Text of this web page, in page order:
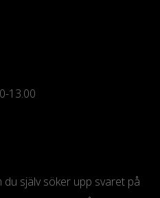
13.00
själv söker upp svaret på